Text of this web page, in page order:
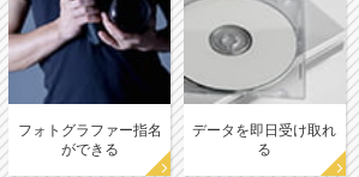
フォトグラファー指名
ができる
データを即日受け取れ
る